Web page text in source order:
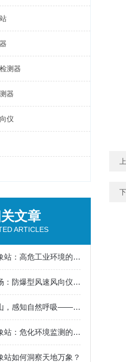
测器
器
仪
文章
ARTICLES
防爆自动气象站：高危工业环境的“安全气象眼”
精准感知风场：防爆型风速风向仪测量原理差异解析
守护绿水青山，感知自然呼吸——景区负氧离子监测站，生态旅游的新名片
防爆自动气象站：危化环境监测的“安全卫士”
站如何洞察天地万象？